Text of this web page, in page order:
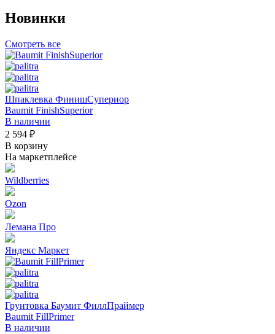
Новинки
Смотреть все
Шпаклевка ФинишСупериор
Baumit FinishSuperior
В наличии
2 594 ₽
В корзину
На маркетплейсе
Wildberries
Ozon
Лемана Про
Яндекс Маркет
Грунтовка Баумит ФиллПраймер
Baumit FillPrimer
В наличии